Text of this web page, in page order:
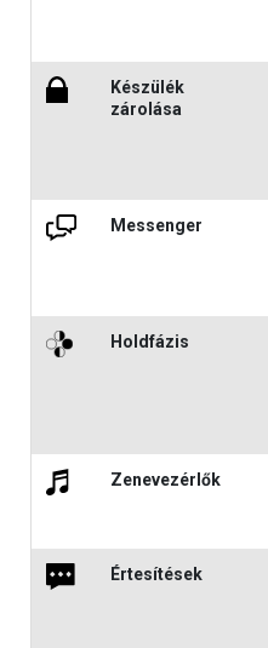
Készülék
zárolása
Messenger
Holdfázis
Zene​vezérlők
Értesítések